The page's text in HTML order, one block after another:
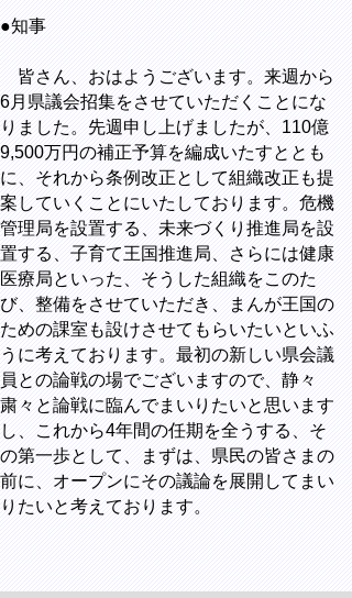
●知事
皆さん、おはようございます。来週から
6月県議会招集をさせていただくことにな
りました。先週申し上げましたが、110億
9,500万円の補正予算を編成いたすととも
に、それから条例改正として組織改正も提
案していくことにいたしております。危機
管理局を設置する、未来づくり推進局を設
置する、子育て王国推進局、さらには健康
医療局といった、そうした組織をこのた
び、整備をさせていただき、まんが王国の
ための課室も設けさせてもらいたいといふ
うに考えております。最初の新しい県会議
員との論戦の場でございますので、静々
粛々と論戦に臨んでまいりたいと思います
し、これから4年間の任期を全うする、そ
の第一歩として、まずは、県民の皆さまの
前に、オープンにその議論を展開してまい
りたいと考えております。